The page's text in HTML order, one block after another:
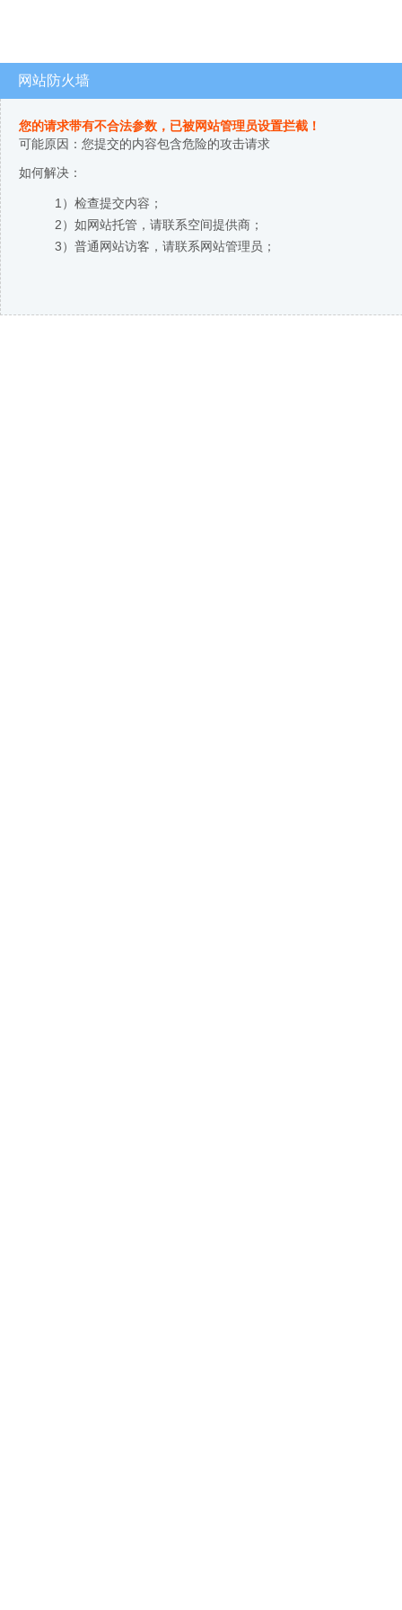
网站防火墙
您的请求带有不合法参数，已被网站管理员设置拦截！
可能原因：您提交的内容包含危险的攻击请求
如何解决：
1）检查提交内容；
2）如网站托管，请联系空间提供商；
3）普通网站访客，请联系网站管理员；